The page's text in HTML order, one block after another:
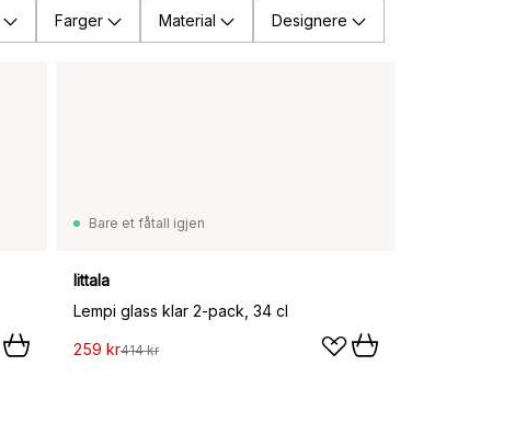
Farger Material Designere
Bare et fåtall igjen
Iittala
Lempi glass klar 2-pack, 34 cl
259 kr414 kr